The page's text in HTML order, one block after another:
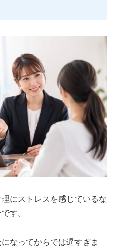
にストレスを感じているな
す。
なってからでは遅すぎま